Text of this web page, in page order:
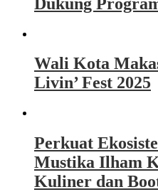
Wali Kota
Livin’ Fest 2025
Perkuat
Mustika Ilham
Kuliner dan